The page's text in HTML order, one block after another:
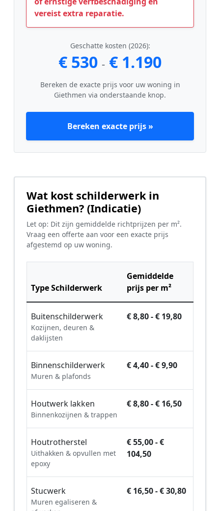
vereist extra reparatie.
Geschatte kosten (2026):
€ 530 - € 1.190
Bereken de exacte prijs voor uw woning in
Giethmen via onderstaande knop.
Bereken exacte prijs »
Wat kost schilderwerk in
Giethmen? (Indicatie)
Let op: Dit zijn gemiddelde richtprijzen per m².
Vraag een offerte aan voor een exacte prijs
afgestemd op uw woning.
Type Schilderwerk
Gemiddelde
prijs per m²
Buitenschilderwerk
Kozijnen, deuren &
daklijsten
€ 8,80 - € 19,80
Binnenschilderwerk
Muren & plafonds
€ 4,40 - € 9,90
Houtwerk lakken
Binnenkozijnen & trappen
€ 8,80 - € 16,50
Houtrotherstel
Uithakken & opvullen met
epoxy
€ 55,00 - €
104,50
Stucwerk
Muren egaliseren &
€ 16,50 - € 30,80